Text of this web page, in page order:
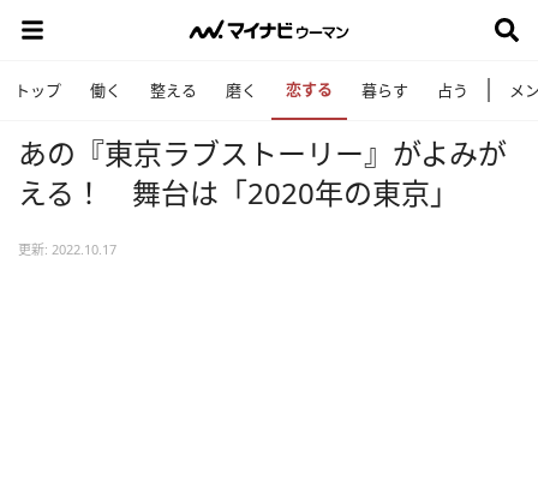
トップ 働く 整える 磨く 恋する 暮らす 占う メ
あの『東京ラブストーリー』がよみが
える！ 舞台は「2020年の東京」
更新: 2022.10.17